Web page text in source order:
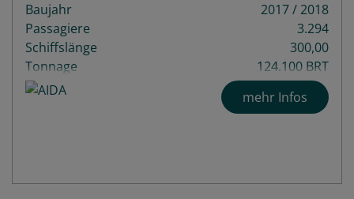
Baujahr
2017 / 2018
Passagiere
3.294
Schiffslänge
300,00
Tonnage
124.100 BRT
Decks
18
mehr Infos